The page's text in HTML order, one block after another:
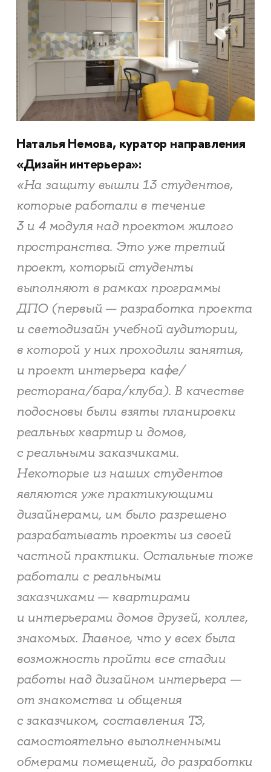
Наталья Немова, куратор направления
«Дизайн интерьера»:
«На защиту вышли 13 студентов,
которые работали в течение
3 и 4 модуля над проектом жилого
пространства. Это уже третий
проект, который студенты
выполняют в рамках программы
ДПО (первый — разработка проекта
и светодизайн учебной аудитории,
в которой у них проходили занятия,
и проект интерьера кафе/
ресторана/бара/клуба). В качестве
подосновы были взяты планировки
реальных квартир и домов,
с реальными заказчиками.
Некоторые из наших студентов
являются уже практикующими
дизайнерами, им было разрешено
разрабатывать проекты из своей
частной практики. Остальные тоже
работали с реальными
заказчиками — квартирами
и интерьерами домов друзей, коллег,
знакомых. Главное, что у всех была
возможность пройти все стадии
работы над дизайном интерьера —
от знакомства и общения
с заказчиком, составления ТЗ,
самостоятельно выполненными
обмерами помещений, до разработки